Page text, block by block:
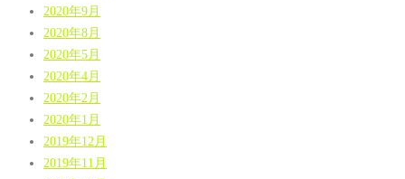
2020年9月
2020年8月
2020年5月
2020年4月
2020年2月
2020年1月
2019年12月
2019年11月